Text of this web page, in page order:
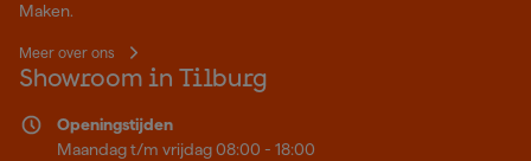
Maken.
Meer over ons
Showroom in Tilburg
Openingstijden
Maandag t/m vrijdag 08:00 - 18:00